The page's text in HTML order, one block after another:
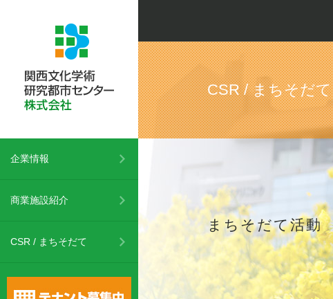
CSR / まちそだて
まちそだて活動
企業情報
商業施設紹介
CSR / まちそだて